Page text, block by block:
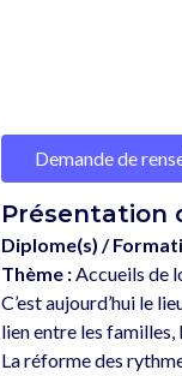
Demande de
Présentation
Diplome(s) /
Thème :Accueils de
C’est aujourd’hui le
lien entre les
La réforme des